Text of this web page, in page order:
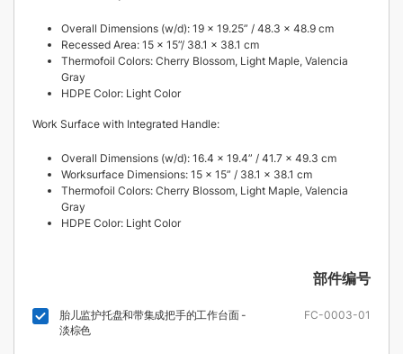
Overall Dimensions (w/d): 19 x 19.25” / 48.3 x 48.9 cm
Recessed Area: 15 x 15”/ 38.1 x 38.1 cm
Thermofoil Colors: Cherry Blossom, Light Maple, Valencia
Gray
HDPE Color: Light Color
Work Surface with Integrated Handle:
Overall Dimensions (w/d): 16.4 x 19.4” / 41.7 x 49.3 cm
Worksurface Dimensions: 15 x 15” / 38.1 x 38.1 cm
Thermofoil Colors: Cherry Blossom, Light Maple, Valencia
Gray
HDPE Color: Light Color
部件编号
胎儿监护托盘和带集成把手的工作台面 -
淡棕色
FC-0003-01